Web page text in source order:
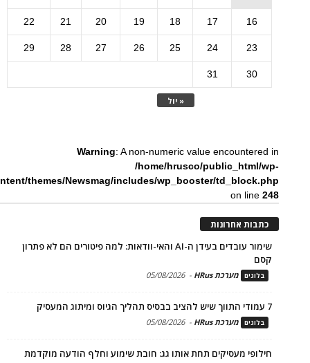
« יול
16
17
18
19
20
21
22
23
24
25
26
27
28
29
30
31
Warning: A non-numeric value encountered in
/home/hrusco/public_html/wp-
themes/Newsmag/includes/wp_booster/td_block.php
on line248
כתבות אחרונות
שימור עובדים בעידן ה-AI והאי-וודאות: למה פיטורים הם לא פתרון
קסם
בלוגים מערכת HRus -
05/08/2026
7 עמודי התווך שיש להציב בבסיס תהליך הגיוס ומיתוג המעסיק
בלוגים מערכת HRus -
05/08/2026
חילופי מעסיקים תחת אותו גג: חובת שימוע וחלף הודעה מוקדמת